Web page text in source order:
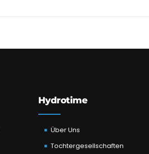
Hydrotime
Über Uns
Tochtergesellschaften